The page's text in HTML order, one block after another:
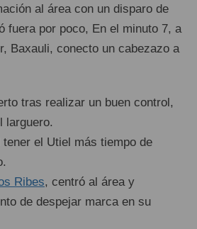
al área con un disparo de
fuera por poco, En el minuto 7, a
Baxauli, conecto un cabezazo a
tras realizar un buen control,
larguero.
el Utiel más tiempo de
Ribes, centró al área y
de despejar marca en su